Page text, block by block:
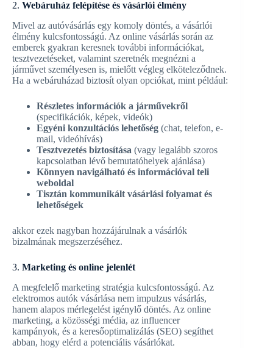
2. Webáruház felépítése és vásárlói élmény
Mivel az autóvásárlás egy komoly döntés, a vásárlói
élmény kulcsfontosságú. Az online vásárlás során az
emberek gyakran keresnek további információkat,
tesztvezetéseket, valamint szeretnék megnézni a
járművet személyesen is, mielőtt végleg elköteleződnek.
Ha a webáruházad biztosít olyan opciókat, mint például:
Részletes információk a járművekről
(specifikációk, képek, videók)
Egyéni konzultációs lehetőség (chat, telefon, e-
mail, videóhívás)
Tesztvezetés biztosítása (vagy legalább szoros
kapcsolatban lévő bemutatóhelyek ajánlása)
Könnyen navigálható és információval teli
weboldal
Tisztán kommunikált vásárlási folyamat és
lehetőségek
akkor ezek nagyban hozzájárulnak a vásárlók
bizalmának megszerzéséhez.
3. Marketing és online jelenlét
A megfelelő marketing stratégia kulcsfontosságú. Az
elektromos autók vásárlása nem impulzus vásárlás,
hanem alapos mérlegelést igénylő döntés. Az online
marketing, a közösségi média, az influencer
kampányok, és a keresőoptimalizálás (SEO) segíthet
abban, hogy elérd a potenciális vásárlókat.